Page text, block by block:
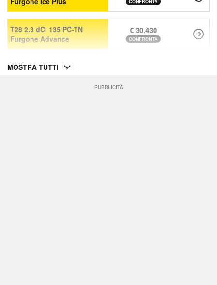
CONFRONTA
T28 2.3 dCi 135 PC-TN
Furgone Advance
€ 30.430
CONFRONTA
MOSTRA TUTTI
PUBBLICITÀ